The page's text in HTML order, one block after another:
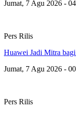
Jumat, 7 Agu 2026 -
Pers Rilis
Huawei Jadi Mitra
Jumat, 7 Agu 2026 -
Pers Rilis